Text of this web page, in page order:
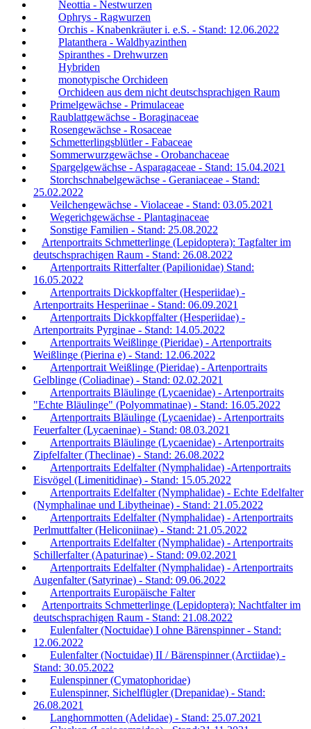
Neottia - Nestwurzen
Ophrys - Ragwurzen
Orchis - Knabenkräuter i. e.S. - Stand: 12.06.2022
Platanthera - Waldhyazinthen
Spiranthes - Drehwurzen
Hybriden
monotypische Orchideen
Orchideen aus dem nicht deutschsprachigen Raum
Primelgewächse - Primulaceae
Raublattgewächse - Boraginaceae
Rosengewächse - Rosaceae
Schmetterlingsblütler - Fabaceae
Sommerwurzgewächse - Orobanchaceae
Spargelgewächse - Asparagaceae - Stand: 15.04.2021
Storchschnabelgewächse - Geraniaceae - Stand:
25.02.2022
Veilchengewächse - Violaceae - Stand: 03.05.2021
Wegerichgewächse - Plantaginaceae
Sonstige Familien - Stand: 25.08.2022
Artenportraits Schmetterlinge (Lepidoptera): Tagfalter im
deutschsprachigen Raum - Stand: 26.08.2022
Artenportraits Ritterfalter (Papilionidae) Stand:
16.05.2022
Artenportraits Dickkopffalter (Hesperiidae) -
Artenportraits Hesperiinae - Stand: 06.09.2021
Artenportraits Dickkopffalter (Hesperiidae) -
Artenportraits Pyrginae - Stand: 14.05.2022
Artenportraits Weißlinge (Pieridae) - Artenportraits
Weißlinge (Pierina e) - Stand: 12.06.2022
Artenportrait Weißlinge (Pieridae) - Artenportraits
Gelblinge (Coliadinae) - Stand: 02.02.2021
Artenportraits Bläulinge (Lycaenidae) - Artenportraits
"Echte Bläulinge" (Polyommatinae) - Stand: 16.05.2022
Artenportraits Bläulinge (Lycaenidae) - Artenportraits
Feuerfalter (Lycaeninae) - Stand: 08.03.2021
Artenportraits Bläulinge (Lycaenidae) - Artenportraits
Zipfelfalter (Theclinae) - Stand: 26.08.2022
Artenportraits Edelfalter (Nymphalidae) -Artenportraits
Eisvögel (Limenitidinae) - Stand: 15.05.2022
Artenportraits Edelfalter (Nymphalidae) - Echte Edelfalter
(Nymphalinae und Libytheinae) - Stand: 21.05.2022
Artenportraits Edelfalter (Nymphalidae) - Artenportraits
Perlmuttfalter (Heliconiinae) - Stand: 21.05.2022
Artenportraits Edelfalter (Nymphalidae) - Artenportraits
Schillerfalter (Apaturinae) - Stand: 09.02.2021
Artenportraits Edelfalter (Nymphalidae) - Artenportraits
Augenfalter (Satyrinae) - Stand: 09.06.2022
Artenportraits Europäische Falter
Artenportraits Schmetterlinge (Lepidoptera): Nachtfalter im
deutschsprachigen Raum - Stand: 21.08.2022
Eulenfalter (Noctuidae) I ohne Bärenspinner - Stand:
12.06.2022
Eulenfalter (Noctuidae) II / Bärenspinner (Arctiidae) -
Stand: 30.05.2022
Eulenspinner (Cymatophoridae)
Eulenspinner, Sichelflügler (Drepanidae) - Stand:
26.08.2021
Langhornmotten (Adelidae) - Stand: 25.07.2021